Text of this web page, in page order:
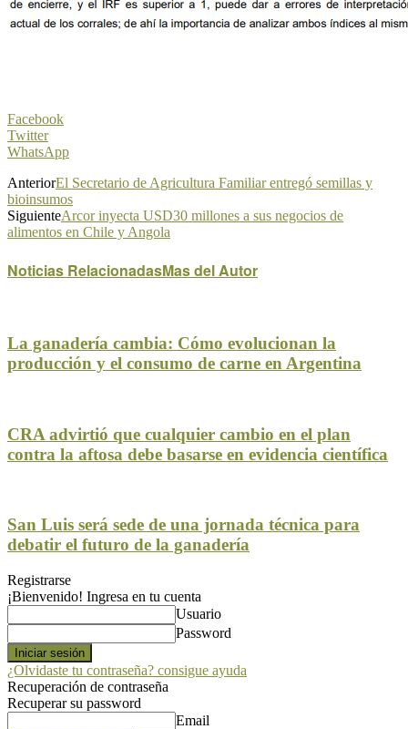
Facebook
Twitter
WhatsApp
AnteriorEl Secretario de Agricultura Familiar entregó semillas y
bioinsumos
SiguienteArcor inyecta USD30 millones a sus negocios de
alimentos en Chile y Angola
Noticias RelacionadasMas del Autor
La ganadería cambia: Cómo evolucionan la
producción y el consumo de carne en Argentina
CRA advirtió que cualquier cambio en el plan
contra la aftosa debe basarse en evidencia científica
San Luis será sede de una jornada técnica para
debatir el futuro de la ganadería
Registrarse
¡Bienvenido! Ingresa en tu cuenta
Usuario
Password
¿Olvidaste tu contraseña? consigue ayuda
Recuperación de contraseña
Recuperar su password
Email